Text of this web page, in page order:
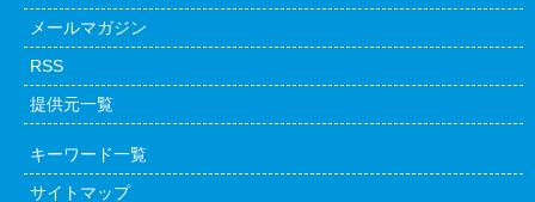
メールマガジン
RSS
提供元一覧
キーワード一覧
サイトマップ